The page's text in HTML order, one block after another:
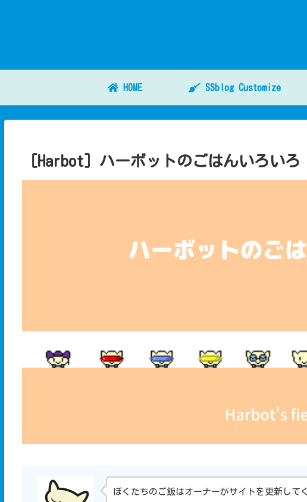
HOME SSblog Customize
［Harbot］ハーボットのごはんいろいろ
ぼくたちのご飯はオーナーがサイトを更新して